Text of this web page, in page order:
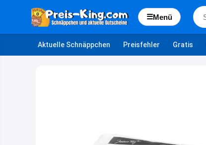
☰Menü
Aktuelle Schnäppchen Preisfehler Gratis